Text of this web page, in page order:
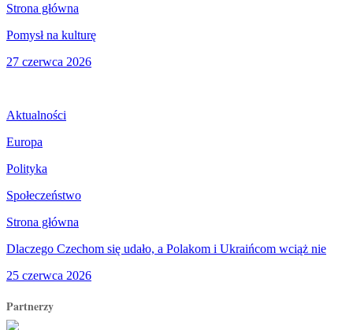
Strona główna
Pomysł na kulturę
27 czerwca 2026
Aktualności
Europa
Polityka
Społeczeństwo
Strona główna
Dlaczego Czechom się udało, a Polakom i Ukraińcom wciąż nie
25 czerwca 2026
Partnerzy